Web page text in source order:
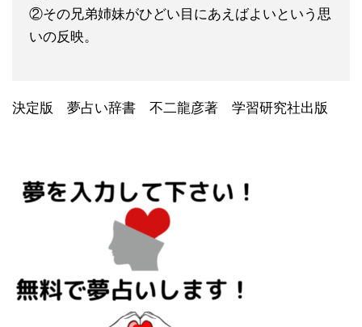
②その兄弟姉妹がひどい目にあえばよいという思
いの反映。
決定版 夢占い辞書 不二龍彦著 学習研究社出版